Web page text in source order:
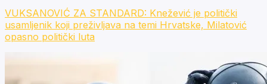
VUKSANOVIĆ ZA STANDARD: Knežević je politički
usamljenik koji preživljava na temi Hrvatske, Milatović
opasno politički luta